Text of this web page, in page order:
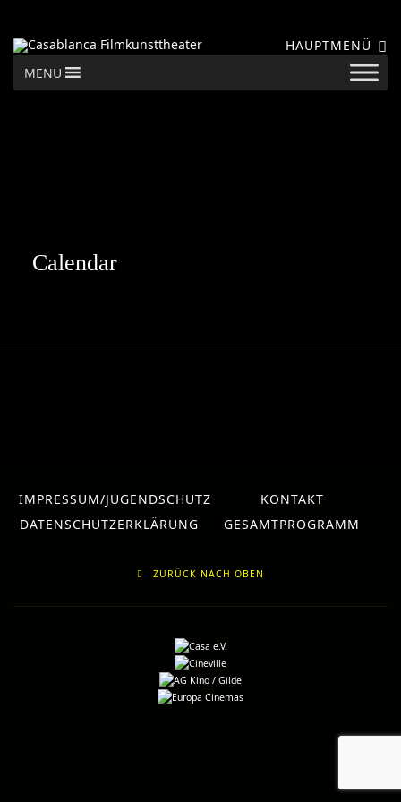
HAUPTMENÜ
MENU
Calendar
IMPRESSUM/JUGENDSCHUTZ
KONTAKT
DATENSCHUTZERKLÄRUNG
GESAMTPROGRAMM
ZURÜCK NACH OBEN